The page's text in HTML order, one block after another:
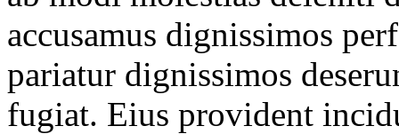
accusamus dignissimos
pariatur dignissimos
fugiat. Eius provident